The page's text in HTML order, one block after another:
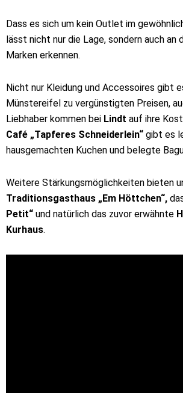
Dass es sich um kein Outlet im
lässt nicht nur die Lage, sondern auch an
Marken erkennen.
Nicht nur Kleidung und Accessoires gibt
Münstereifel zu vergünstigten Preisen,
Liebhaber kommen bei Lindt auf ihre
Café „Tapferes Schneiderlein“ gibt es
hausgemachten Kuchen und belegte
Weitere Stärkungsmöglichkeiten bieten
Traditionsgasthaus „Em Höttchen“,
Petit“ und natürlich das zuvor erwähnte
Kurhaus.